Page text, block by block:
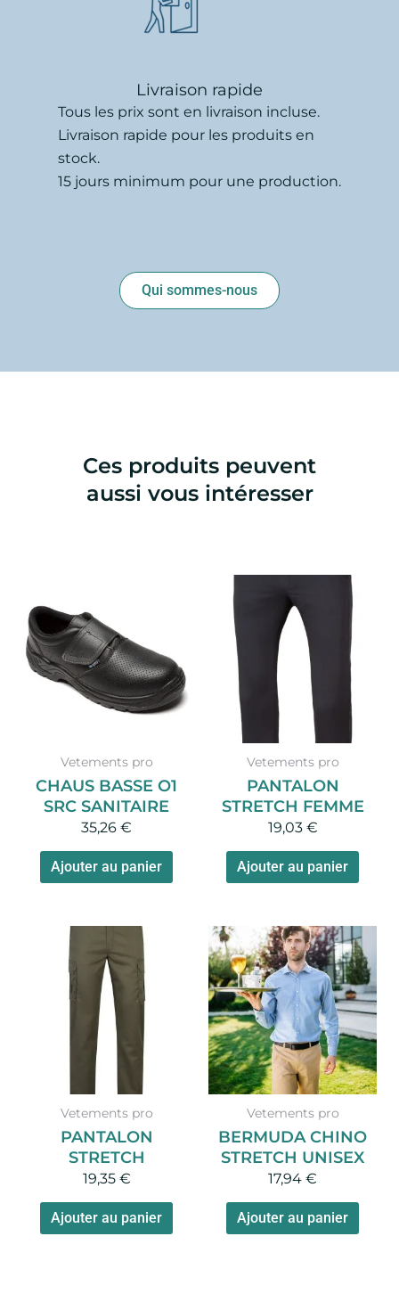
Livraison rapide
Tous les prix sont en livraison incluse.
Livraison rapide pour les produits en
stock.
15 jours minimum pour une production.
Qui sommes-nous
Ces produits peuvent
aussi vous intéresser
Vetements pro
CHAUS BASSE O1
SRC SANITAIRE
35,26 €
Ajouter au panier
plusieurs
variations.
Les
choisies
du
Vetements pro
PANTALON
STRETCH FEMME
19,03 €
Ajouter au panier
Vetements pro
PANTALON
STRETCH
19,35 €
Ajouter au panier
Vetements pro
BERMUDA CHINO
STRETCH UNISEX
17,94 €
Ajouter au panier